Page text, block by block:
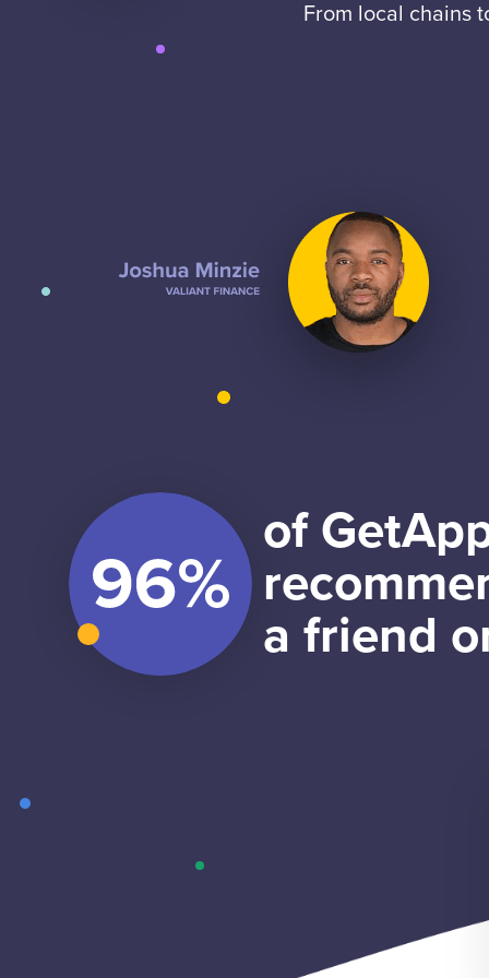
From local chains
of
a friend